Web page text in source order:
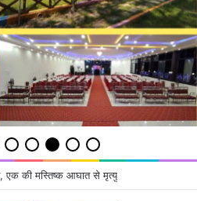
एक की मस्तिष्क आघात से मृत्यु